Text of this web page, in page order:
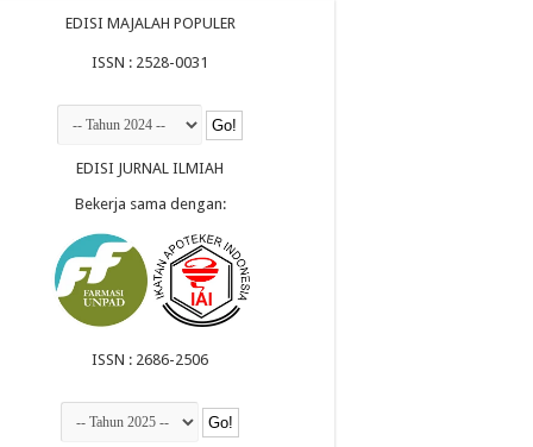
EDISI MAJALAH POPULER
ISSN : 2528-0031
EDISI JURNAL ILMIAH
Bekerja sama dengan:
ISSN : 2686-2506